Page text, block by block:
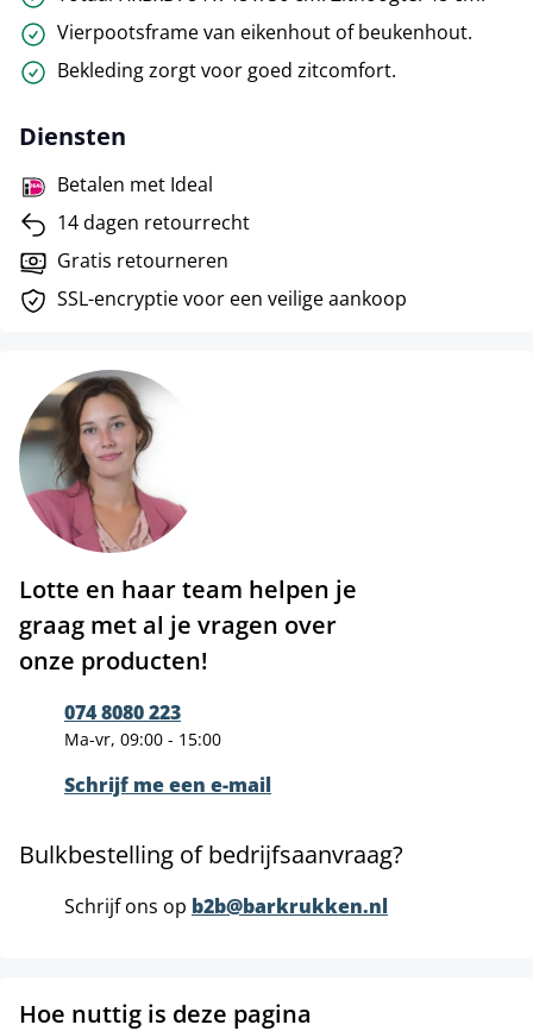
Vierpootsframe van eikenhout of beukenhout.
Bekleding zorgt voor goed zitcomfort.
Diensten
Betalen met Ideal
14 dagen retourrecht
Gratis retourneren
SSL-encryptie voor een veilige aankoop
Lotte en haar team helpen je
graag met al je vragen over
onze producten!
074 8080 223
Ma-vr, 09:00 - 15:00
Schrijf me een e-mail
Bulkbestelling of bedrijfsaanvraag?
Schrijf ons op b2b@barkrukken.nl
Hoe nuttig is deze pagina